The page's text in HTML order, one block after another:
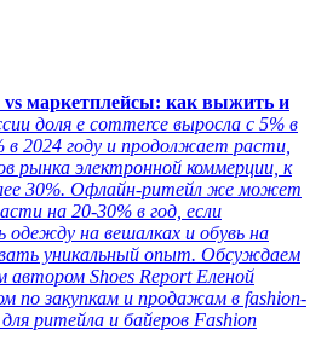
маркетплейсы: как выжить и
доля e commerce выросла с 5% в
в 2024 году и продолжает расти,
рынка электронной коммерции, к
30%. Офлайн-ритейл же может
на 20-30% в год, если
одежду на вешалках и обувь на
уникальный опыт. Обсуждаем
Shoes Report Еленой
по закупкам и продажам в fashion-
ритейла и байеров Fashion